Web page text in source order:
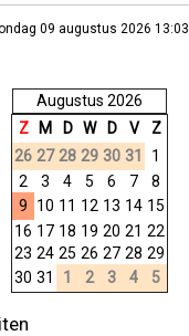
09 augustus 2026 13:03
Augustus 2026
Z
M D W D V
Z
26 27 28 29 30 31
1
2
3 4 5 6 7
8
9
10 11 12 13 14 15
16 17 18 19 20 21 22
23 24 25 26 27 28 29
30 31 1 2 3 4 5